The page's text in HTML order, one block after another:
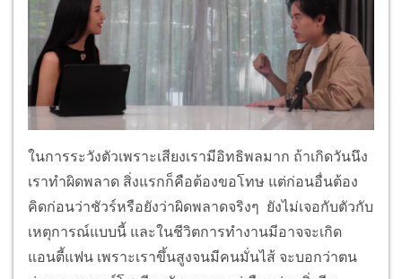
ในการระวังตัวเพราะเสียงเรามีอิทธิพลมาก ถ้าเกิดวันนึง
เราทำผิดพลาด สิ่งแรกก็คือต้องขอโทษ แต่ก่อนอื่นต้อง
คิดก่อนว่าชัวร์หรือยังว่าผิดพลาดจริงๆ ยังไม่เจอกับตัวกับ
เหตุการณ์แบบนี้ และในชีวิตการทำงานมีอาจจะเกิด
แอนตี้แฟน เพราะเราขึ้นสูงจนมีคนมั่นไส้ จะบอกว่าตน